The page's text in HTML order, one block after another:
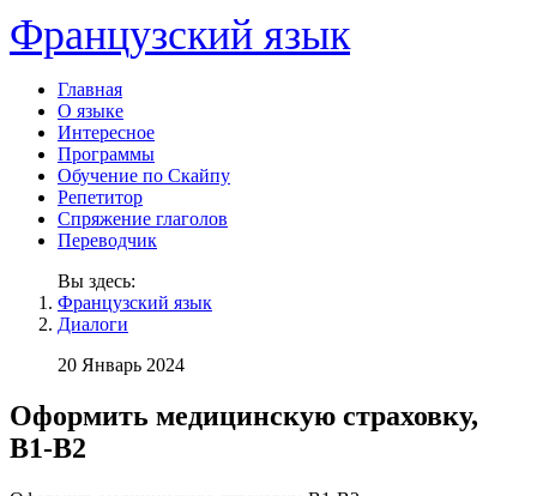
Французский язык
Главная
О языке
Интересное
Программы
Обучение по Скайпу
Репетитор
Спряжение глаголов
Переводчик
Вы здесь:
Французский язык
Диалоги
20 Январь 2024
Оформить медицинскую страховку,
В1-В2